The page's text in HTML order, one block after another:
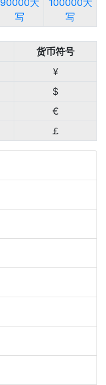
写
写
货币符号
¥
$
€
￡